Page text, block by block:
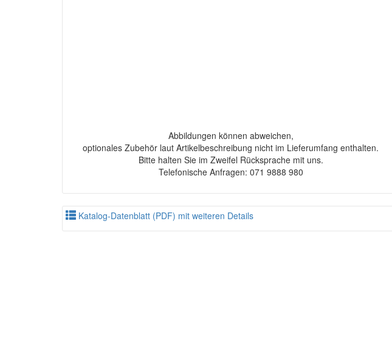
Abbildungen können abweichen,
optionales Zubehör laut Artikelbeschreibung nicht im Lieferumfang enthalten.
Bitte halten Sie im Zweifel Rücksprache mit uns.
Telefonische Anfragen: 071 9888 980
Katalog-Datenblatt (PDF) mit weiteren Details